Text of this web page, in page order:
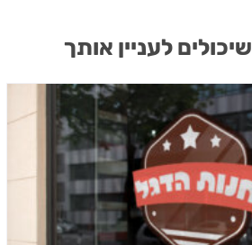
שיכולים לעניין אותך